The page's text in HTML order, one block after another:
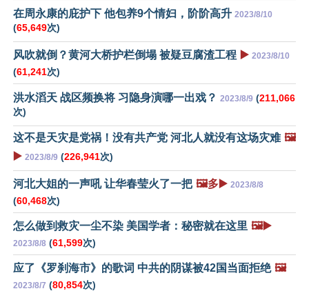
在周永康的庇护下 他包养9个情妇，阶阶高升 2023/8/10
(65,649次)
风吹就倒？黄河大桥护栏倒塌 被疑豆腐渣工程 ▶️ 2023/8/10
(61,241次)
洪水滔天 战区频换将 习隐身演哪一出戏？ 2023/8/9 (211,066
次)
这不是天灾是党祸！没有共产党 河北人就没有这场灾难 🖼️
▶️ 2023/8/9 (226,941次)
河北大姐的一声吼 让华春莹火了一把 🖼️多▶️ 2023/8/8
(60,468次)
怎么做到救灾一尘不染 美国学者：秘密就在这里 🖼️▶️
2023/8/8 (61,599次)
应了《罗刹海市》的歌词 中共的阴谋被42国当面拒绝 🖼️
2023/8/7 (80,854次)